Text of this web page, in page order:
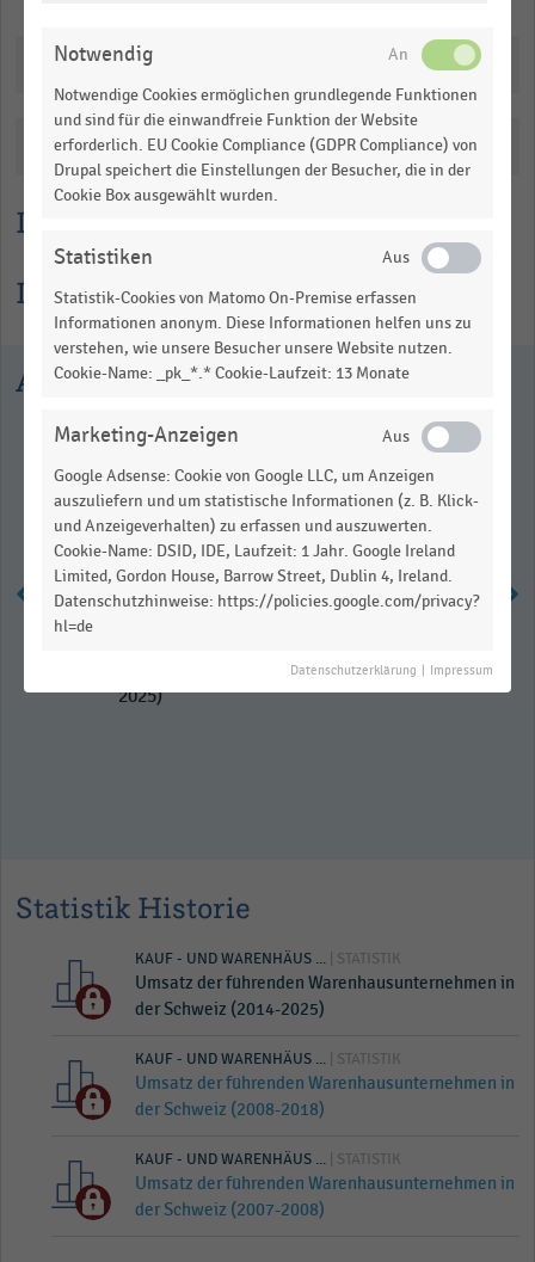
Lesehilfe
Informationen zur Statistik
View
table.
Katalogisierung
Ausgewählte Statistiken
Schweiz nach Unternehmen (2008-
2025)
Statistik Historie
KAUF - UND WARENHÄUS ... | STATISTIK
Umsatz der führenden Warenhausunternehmen in
der Schweiz (2014-2025)
KAUF - UND WARENHÄUS ... | STATISTIK
Umsatz der führenden Warenhausunternehmen in
der Schweiz (2008-2018)
KAUF - UND WARENHÄUS ... | STATISTIK
Umsatz der führenden Warenhausunternehmen in
der Schweiz (2007-2008)
Notwendig
Notwendige Cookies ermöglichen grundlegende Funktionen
und sind für die einwandfreie Funktion der Website
erforderlich. EU Cookie Compliance (GDPR Compliance) von
Drupal speichert die Einstellungen der Besucher, die in der
Cookie Box ausgewählt wurden.
Statistiken
Statistik-Cookies von Matomo On-Premise erfassen
Informationen anonym. Diese Informationen helfen uns zu
verstehen, wie unsere Besucher unsere Website nutzen.
Cookie-Name: _pk_*.* Cookie-Laufzeit: 13 Monate
Marketing-Anzeigen
Google Adsense: Cookie von Google LLC, um Anzeigen
auszuliefern und um statistische Informationen (z. B. Klick-
und Anzeigeverhalten) zu erfassen und auszuwerten.
Cookie-Name: DSID, IDE, Laufzeit: 1 Jahr. Google Ireland
Limited, Gordon House, Barrow Street, Dublin 4, Ireland.
Datenschutzhinweise: https://policies.google.com/privacy?
hl=de
Datenschutzerklärung Impressum